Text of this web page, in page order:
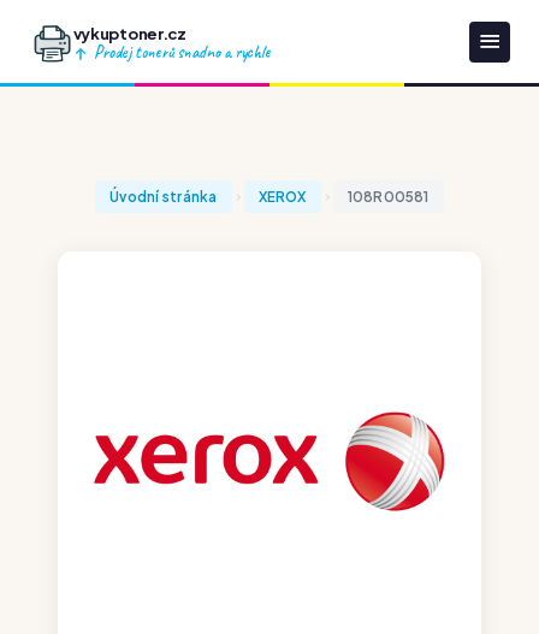
vykuptoner.cz
Prodej tonerů snadno a rychle
Úvodní stránka XEROX 108R00581